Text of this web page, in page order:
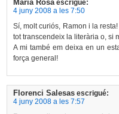
Maria Rosa escrigué:
4 juny 2008 a les 7:50
Sí, molt curiós, Ramon i la
tot transcendeix la literària o, si
A mi també em deixa en un
força general!
Florenci Salesas escrigué:
4 juny 2008 a les 7:57